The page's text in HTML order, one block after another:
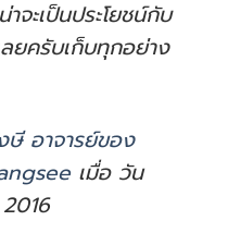
จะเป็นประโยชน์กับ
ยครับเก็บทุกอย่าง
อาจารย์ของ
เมื่อ วัน